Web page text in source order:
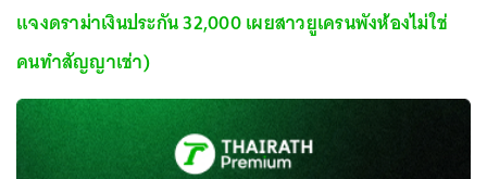
แจงดราม่าเงินประกัน 32,000 เผยสาวยูเครนพังห้องไม่ใช่
คนทำสัญญาเช่า)